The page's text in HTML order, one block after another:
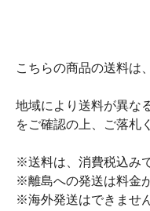
こちらの商品の送料は
地域により送料が異な
をご確認の上、ご落札
※送料は、消費税込み
※離島への発送は料金
※海外発送はできません